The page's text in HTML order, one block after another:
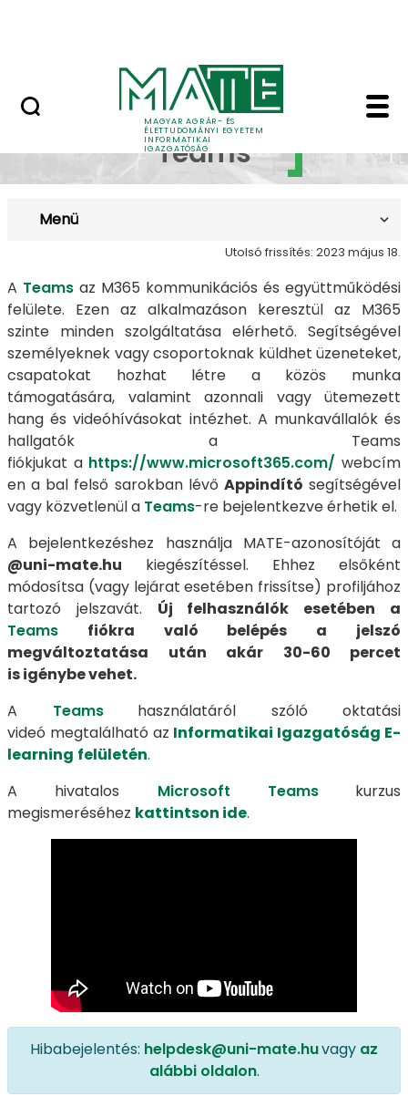
MAGYAR AGRÁR- ÉS
ÉLETTUDOMÁNYI EGYETEM
INFORMATIKAI
IGAZGATÓSÁG
Microsoft Teams -
Microsoft
Teams
Menü
Utolsó frissítés: 2023 május 18.
A Teams az M365 kommunikációs és együttműködési
felülete. Ezen az alkalmazáson keresztül az M365
szinte minden szolgáltatása elérhető. Segítségével
személyeknek vagy csoportoknak küldhet üzeneteket,
csapatokat hozhat létre a közös munka
támogatására, valamint azonnali vagy ütemezett
hang és videóhívásokat intézhet. A munkavállalók és
hallgatók a Teams
fiókjukat a https://www.microsoft365.com/ webcím
en a bal felső sarokban lévő Appindító segítségével
vagy közvetlenül a Teams-re bejelentkezve érhetik el.
A bejelentkezéshez használja MATE-azonosítóját a
@uni-mate.hu kiegészítéssel. Ehhez elsőként
módosítsa (vagy lejárat esetében frissítse) profiljához
tartozó jelszavát. Új felhasználók esetében a
Teams fiókra való belépés a jelszó
megváltoztatása után akár 30-60 percet
is igénybe vehet.
A Teams
használatáról szóló oktatási
videó megtalálható az Informatikai Igazgatóság E-
learning felületén.
A hivatalos Microsoft Teams
kurzus
megismeréséhez kattintson ide.
Hibabejelentés: helpdesk@uni-mate.huvagy az
alábbi oldalon.